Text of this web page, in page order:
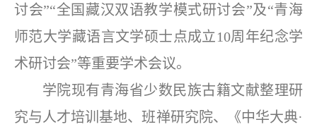
讨会”“全国藏汉双语教学模式研讨会”及“青海
师范大学藏语言文学硕士点成立10周年纪念学
术研讨会”等重要学术会议。
学院现有青海省少数民族古籍文献整理研
究与人才培训基地、班禅研究院、《中华大典·